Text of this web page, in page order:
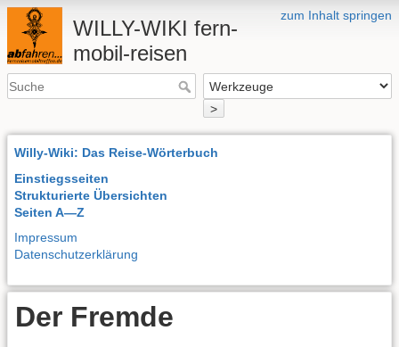
zum Inhalt springen
WILLY-WIKI fern-
mobil-reisen
>
Willy-Wiki: Das Reise-Wörterbuch
Einstiegsseiten
Strukturierte Übersichten
Seiten A—Z
Impressum
Datenschutzerklärung
Der Fremde